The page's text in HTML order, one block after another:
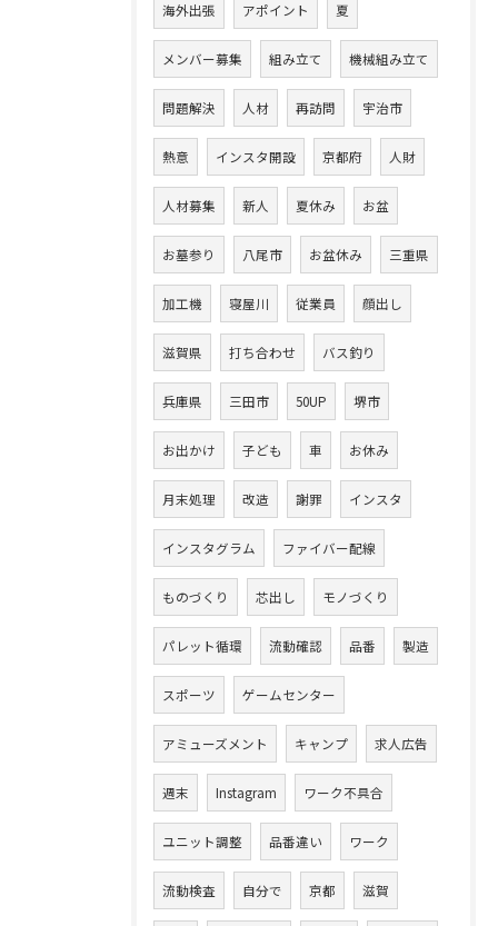
海外出張 アポイント 夏
メンバー募集 組み立て 機械組み立て
問題解決 人材 再訪問 宇治市
熱意 インスタ開設 京都府 人財
人材募集 新人 夏休み お盆
お墓参り 八尾市 お盆休み 三重県
加工機 寝屋川 従業員 顔出し
滋賀県 打ち合わせ バス釣り
兵庫県 三田市 50UP 堺市
お出かけ 子ども 車 お休み
月末処理 改造 謝罪 インスタ
インスタグラム ファイバー配線
ものづくり 芯出し モノづくり
パレット循環 流動確認 品番 製造
スポーツ ゲームセンター
アミューズメント キャンプ 求人広告
週末 Instagram ワーク不具合
ユニット調整 品番違い ワーク
流動検査 自分で 京都 滋賀